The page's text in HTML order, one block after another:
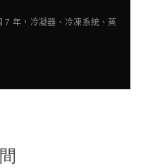
7 年，冷凝器、冷凍系統、蒸